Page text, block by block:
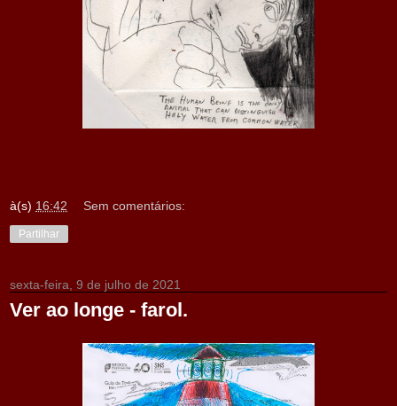
à(s) 16:42 Sem comentários:
Partilhar
sexta-feira, 9 de julho de 2021
Ver ao longe - farol.